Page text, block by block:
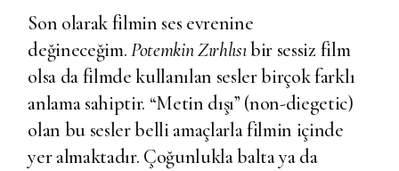
Son olarak filmin ses evrenine
değineceğim.Potemkin Zırhlısıbir sessiz film
olsa da filmde kullanılan sesler birçok farklı
anlama sahiptir. “Metin dışı” (non-diegetic)
olan bu sesler belli amaçlarla filmin içinde
yer almaktadır. Çoğunlukla balta ya da